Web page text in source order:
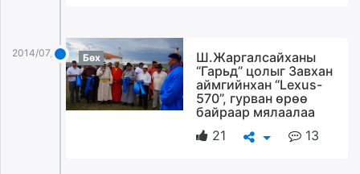
2014/07/13 Бөх
Ш.Жаргалсайханы
“Гарьд” цолыг Завхан
аймгийнхан “Lexus-
570”, гурван өрөө
байраар мялаалаа
21
13